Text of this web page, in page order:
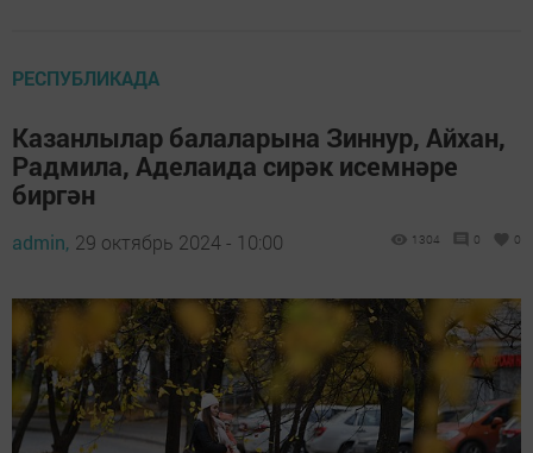
РЕСПУБЛИКАДА
Казанлылар балаларына Зиннур, Айхан,
Радмила, Аделаида сирәк исемнәре
биргән
admin, 29 октябрь 2024 - 10:00 1304 0 0